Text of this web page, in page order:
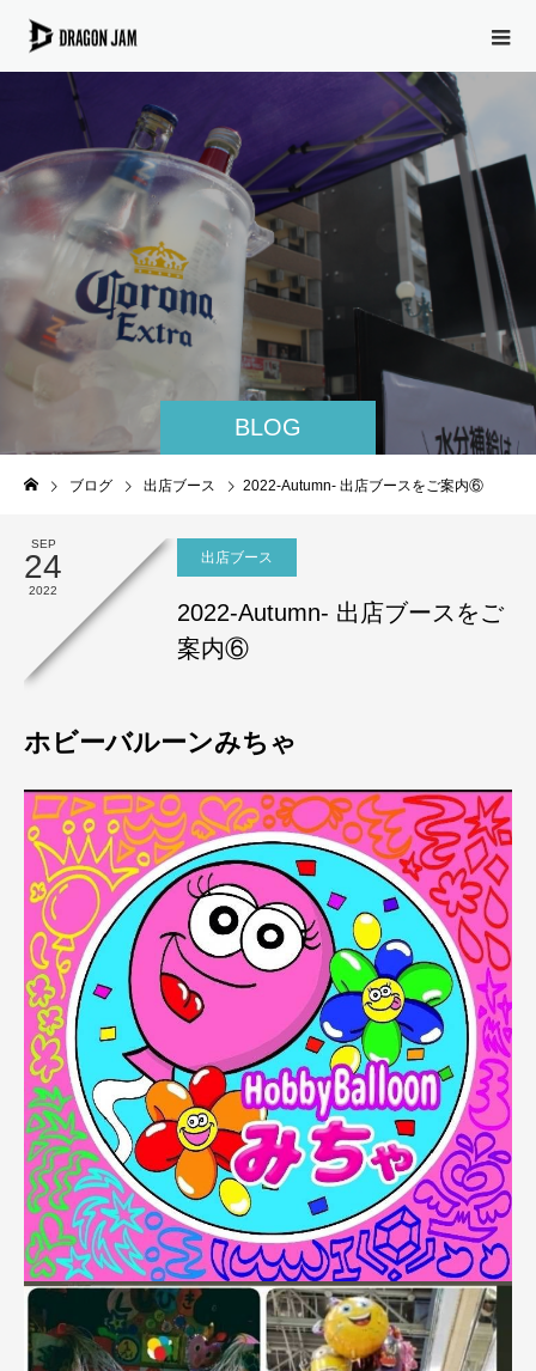
BLOG
ブログ 出店ブース 2022-Autumn- 出店ブースをご案内⑥
SEP
24
2022
出店ブース
2022-Autumn- 出店ブースをご
案内⑥
ホビーバルーンみちゃ